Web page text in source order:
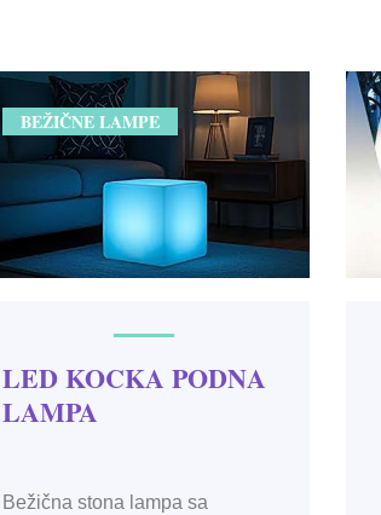
BEŽIČNE LAMPE
LED KOCKA PODNA
LAMPA
Bežična stona lampa sa